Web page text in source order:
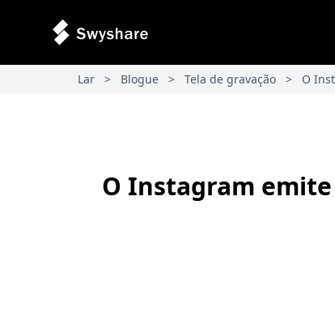
Lar > Blogue > Tela de gravação > O
O Instagram